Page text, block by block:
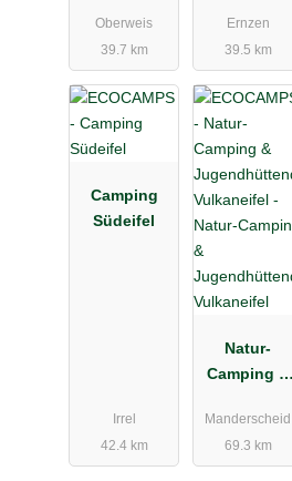
Oberweis
39.7 km
Ernzen
39.5 km
Camping
Südeifel
Irrel
42.4 km
Natur-
Camping &
ndorf
Vulkaneifel
Manderscheid
69.3 km